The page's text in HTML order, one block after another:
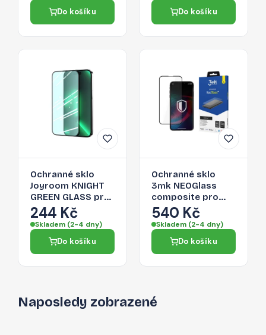
Do košíku Do košíku
Ochranné sklo
Joyroom KNIGHT
GREEN GLASS pro
iPhone 14 Plus -
zelená
244 Kč
Skladem (2-4 dny)
Do košíku
Ochranné sklo
3mk NEOGlass
composite pro
iPhone 14 Plus -
transparentní
540 Kč
Skladem (2-4 dny)
Do košíku
Naposledy zobrazené